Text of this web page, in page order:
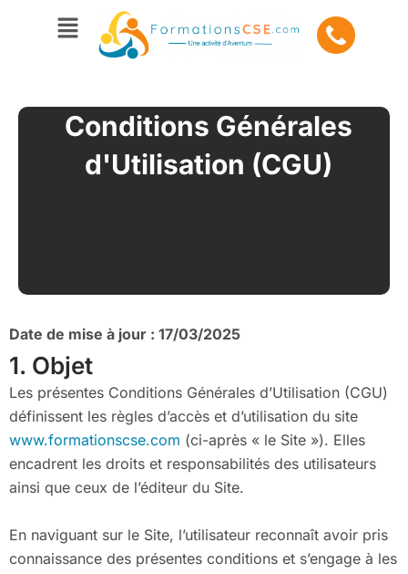
Menu
Conditions Générales
d'Utilisation (CGU)
Date de mise à jour : 17/03/2025
1. Objet
Les présentes Conditions Générales d’Utilisation (CGU)
définissent les règles d’accès et d’utilisation du site
www.formationscse.com (ci-après « le Site »). Elles
encadrent les droits et responsabilités des utilisateurs
ainsi que ceux de l’éditeur du Site.
En naviguant sur le Site, l’utilisateur reconnaît avoir pris
connaissance des présentes conditions et s’engage à les